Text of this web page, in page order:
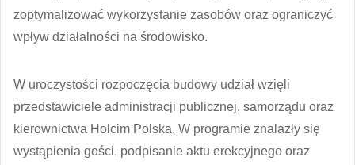
zoptymalizować wykorzystanie zasobów oraz ograniczyć
wpływ działalności na środowisko.
W uroczystości rozpoczęcia budowy udział wzięli
przedstawiciele administracji publicznej, samorządu oraz
kierownictwa Holcim Polska. W programie znalazły się
wystąpienia gości, podpisanie aktu erekcyjnego oraz